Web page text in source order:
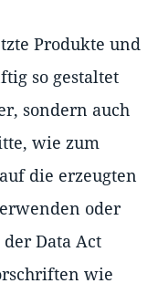
Produkte und
so gestaltet
sondern auch
wie zum
die erzeugten
oder
Data Act
wie